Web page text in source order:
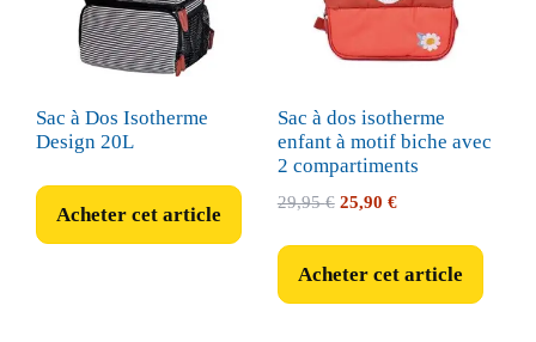
Sac à Dos Isotherme
Design 20L
Acheter cet article
Sac à dos isotherme
enfant à motif biche avec
2 compartiments
29,95€ Le
était :
25,90 €Le
est :
Acheter cet article